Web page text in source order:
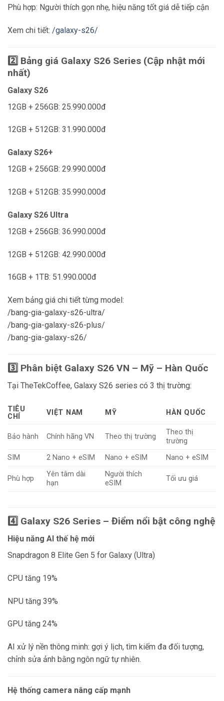
Phù hợp: Người thích gọn nhẹ, hiệu năng tốt giá dễ tiếp cận
Xem chi tiết: /galaxy-s26/
2️⃣ Bảng giá Galaxy S26 Series (Cập nhật mới
nhất)
Galaxy S26
12GB + 256GB: 25.990.000đ
12GB + 512GB: 31.990.000đ
Galaxy S26+
12GB + 256GB: 29.990.000đ
12GB + 512GB: 35.990.000đ
Galaxy S26 Ultra
12GB + 256GB: 36.990.000đ
12GB + 512GB: 42.990.000đ
16GB + 1TB: 51.990.000đ
Xem bảng giá chi tiết từng model:
/bang-gia-galaxy-s26-ultra/
/bang-gia-galaxy-s26-plus/
/bang-gia-galaxy-s26/
3️⃣ Phân biệt Galaxy S26 VN – Mỹ – Hàn Quốc
Tại TheTekCoffee, Galaxy S26 series có 3 thị trường:
TIÊU
CHÍ
VIỆT NAM MỸ HÀN QUỐC
Bảo hành Chính hãng VN Theo thị trường
Theo thị
trường
SIM
2 Nano + eSIM Nano + eSIM Nano + eSIM
Phù hợp
Yên tâm dài
hạn
Người thích
eSIM
Tối ưu giá
4️⃣ Galaxy S26 Series – Điểm nổi bật công nghệ
Hiệu năng AI thế hệ mới
Snapdragon 8 Elite Gen 5 for Galaxy (Ultra)
CPU tăng 19%
NPU tăng 39%
GPU tăng 24%
AI xử lý nền thông minh: gợi ý lịch, tìm kiếm đa đối tượng,
chỉnh sửa ảnh bằng ngôn ngữ tự nhiên.
Hệ thống camera nâng cấp mạnh